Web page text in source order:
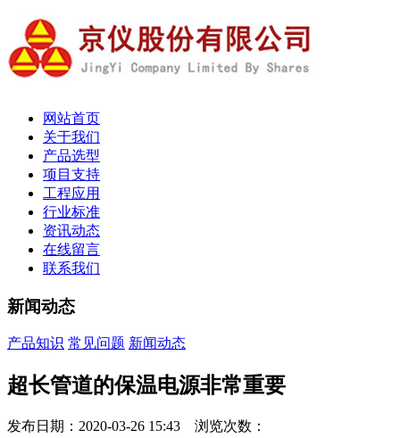
网站首页
关于我们
产品选型
项目支持
工程应用
行业标准
资讯动态
在线留言
联系我们
新闻动态
产品知识 常见问题 新闻动态
超长管道的保温电源非常重要
发布日期：2020-03-26 15:43 浏览次数：